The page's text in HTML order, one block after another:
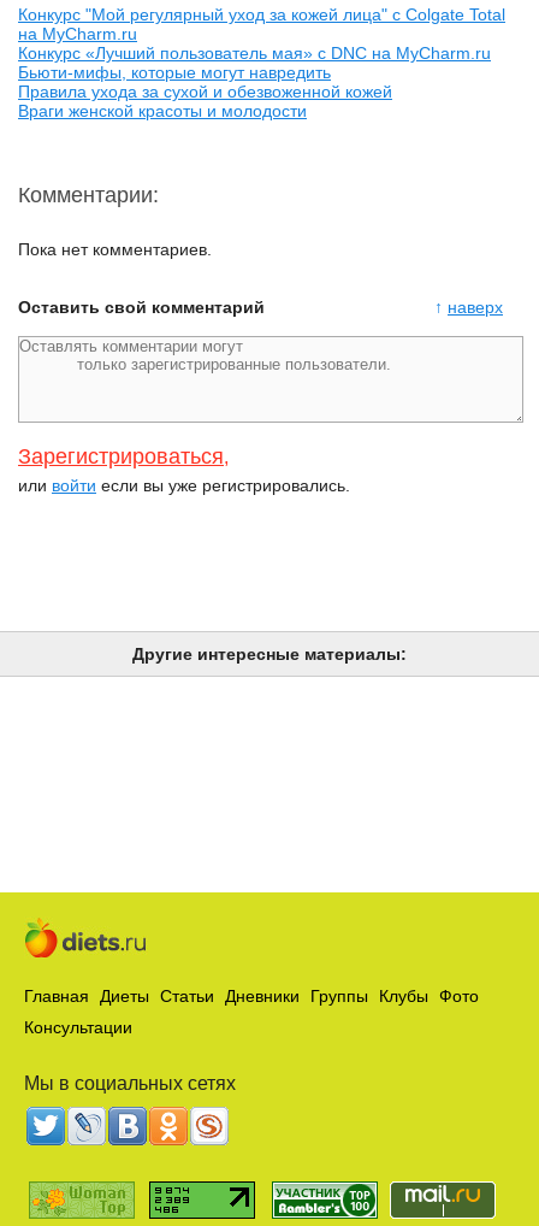
Конкурс "Мой регулярный уход за кожей лица" с Colgate Total
на MyCharm.ru
Конкурс «Лучший пользователь мая» с DNC на MyCharm.ru
Бьюти-мифы, которые могут навредить
Правила ухода за сухой и обезвоженной кожей
Враги женской красоты и молодости
Комментарии:
Пока нет комментариев.
↑ наверх
Оставить свой комментарий
Зарегистрироваться,
или войти если вы уже регистрировались.
Другие интересные материалы:
Главная Диеты Статьи Дневники Группы Клубы
Фото
Консультации
Мы в социальных сетях